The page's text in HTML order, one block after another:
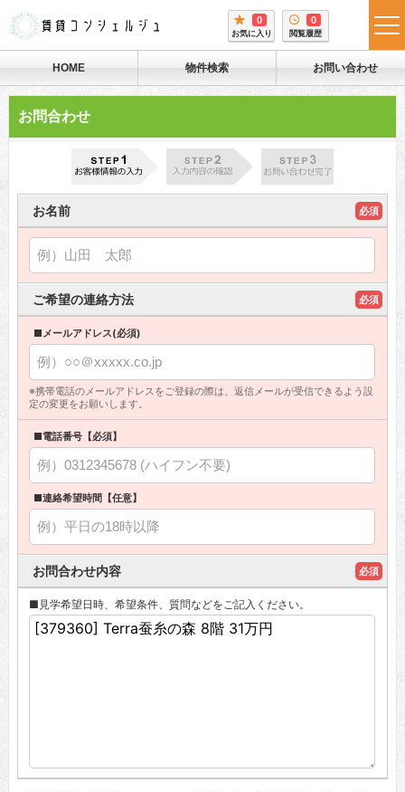
0
お気に入り
0
閲覧履歴
HOME 物件検索 お問い合わせ
お問合わせ
お名前 必須
ご希望の連絡方法 必須
■メールアドレス(必須)
※携帯電話のメールアドレスをご登録の際は、返信メールが受信できるよう設
定の変更をお願いします。
■電話番号【必須】
■連絡希望時間【任意】
お問合わせ内容 必須
■見学希望日時、希望条件、質問などをご記入ください。